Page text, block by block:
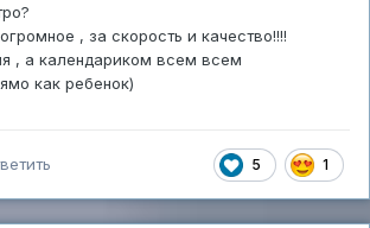
, за скорость и качество!!!!
, а календариком всем всем
как ребенок)
5 1